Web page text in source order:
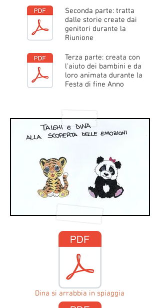
Seconda parte: tratta
dalle storie create dai
genitori durante la
Riunione
Terza parte: creata con
l'aiuto dei bambini e da
loro animata durante la
Festa di fine Anno
Dina si arrabbia in spiaggia